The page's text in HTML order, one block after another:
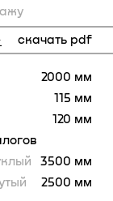
скачать pdf
2000 мм
115 мм
120 мм
3500 мм
2500 мм